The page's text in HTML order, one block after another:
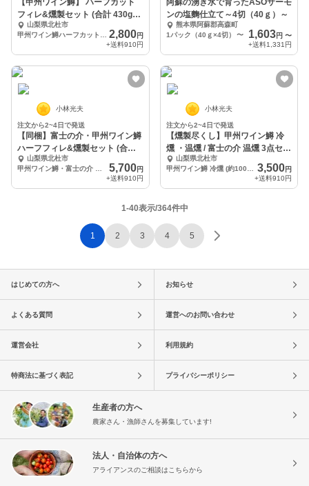
【甲州ワイン鱒】 ハーフカット
フィレ&燻製セット (合計 430g以
上)山梨県北杜市
2,800円
+送料910円
阿蘇の湧き水で育ったASOサーモ
ンの塩麴仕立て～4切（40ｇ）～
熊本県阿蘇郡高森町
1パック（40ｇ×4切）
〜 1,603円 〜
+送料1,331円
小林光夫
注文から2~4日で発送
【同梱】富士の介・甲州ワイン鱒
ハーフフィレ&燻製セット (合計
約860g)
山梨県北杜市
5,700円
+送料910円
小林光夫
注文から2~4日で発送
【燻製尽くし】甲州ワイン鱒 冷
燻 ・温燻 / 富士の介 温燻 3点セッ
ト 山梨県北杜市
3,500円
+送料910円
1-40表示/364件中
1 2 3 4 5
はじめての方へ お知らせ
よくある質問 運営へのお問い合わせ
運営会社 利用規約
特商法に基づく表記 プライバシーポリシー
生産者の方へ
農家さん・漁師さんを募集しています!
法人・自治体の方へ
アライアンスのご相談はこちらから